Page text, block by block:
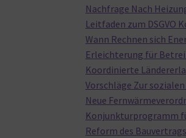
Nachfrage Nach
Leitfaden zum DSGVO
Wann Rechnen sich
Erleichterung für
Koordinierte
Vorschläge Zur
Neue
Konjunkturprogramm
Reform des